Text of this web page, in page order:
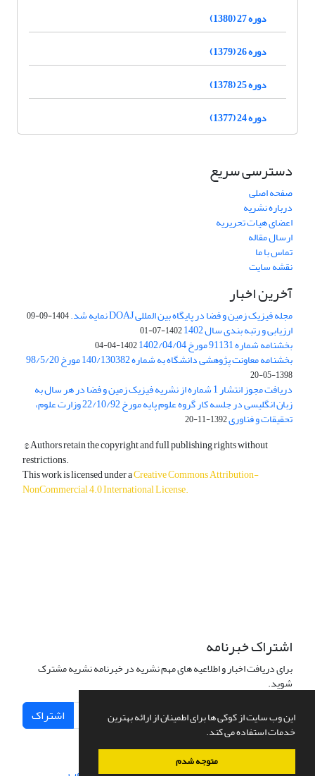
این وب سایت از کوکی ها برای اطمینان از ارائه بهترین
خدمات استفاده می کند.
متوجه شدم
دوره 27 (1380)
دوره 26 (1379)
دوره 25 (1378)
دوره 24 (1377)
دسترسی سریع
صفحه اصلی
درباره نشریه
اعضای هیات تحریریه
ارسال مقاله
تماس با ما
نقشه سایت
آخرین اخبار
مجله فیزیک زمین و فضا در پایگاه بین المللی DOAJ نمایه شد. 1404-09-09
ارزیابی و رتبه بندی سال 1402 1402-07-01
بخشنامه شماره 91131 مورخ 1402/04/04 1402-04-04
بخشنامه معاونت پژوهشی دانشگاه به شماره 140/130382 مورخ 98/5/20
1398-05-20
دریافت مجوز انتشار 1 شماره از نشریه فیزیک زمین و فضا در هر سال به
زبان انگلیسی در جلسه کار گروه علوم پایه مورخ 22/10/92 وزارت علوم،
تحقیقات و فناوری1392-11-20
© Authors retain the copyright and full publishing rights without
restrictions.
This work is licensed under aCreative Commons Attribution-
NonCommercial 4.0 International License.
اشتراک خبرنامه
برای دریافت اخبار و اطلاعیه های مهم نشریه در خبرنامه نشریه مشترک
شوید.
اشتراک